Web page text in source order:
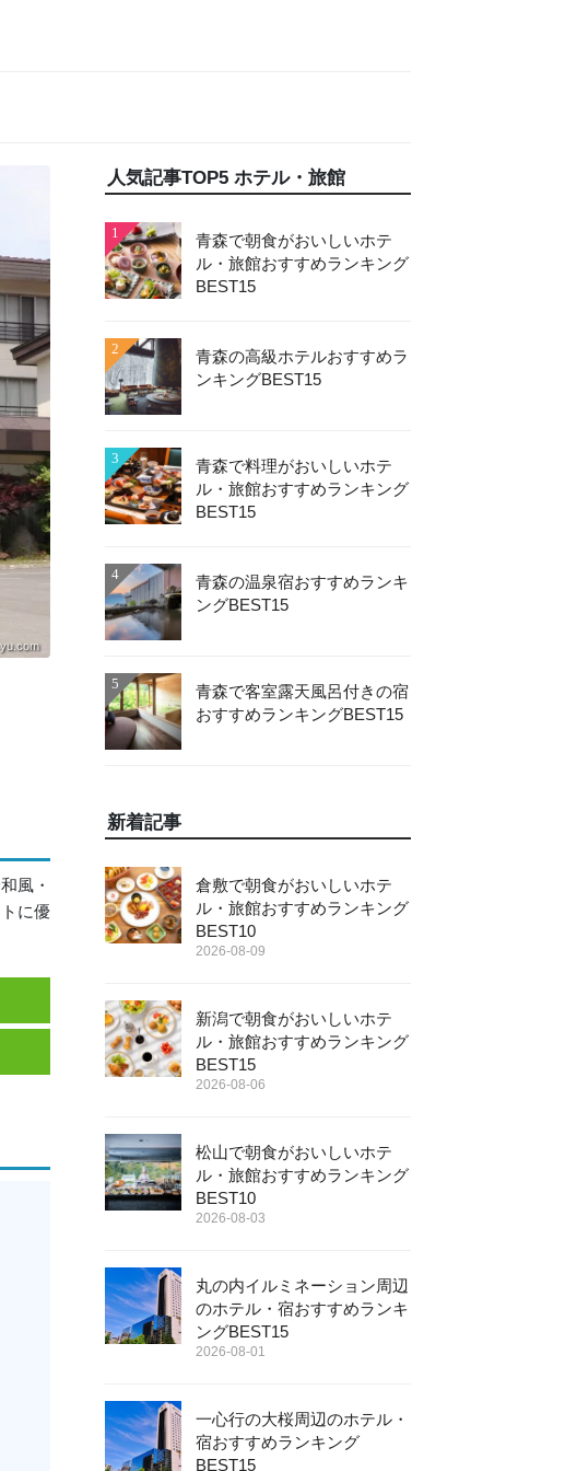
風・
に優
人気記事TOP5 ホテル・旅館
1
青森で朝食がおいしいホテ
ル・旅館おすすめランキング
BEST15
2
青森の高級ホテルおすすめラ
ンキングBEST15
3
青森で料理がおいしいホテ
ル・旅館おすすめランキング
BEST15
4
青森の温泉宿おすすめランキ
ングBEST15
5
青森で客室露天風呂付きの宿
おすすめランキングBEST15
新着記事
倉敷で朝食がおいしいホテ
ル・旅館おすすめランキング
BEST10
2026-08-09
新潟で朝食がおいしいホテ
ル・旅館おすすめランキング
BEST15
2026-08-06
松山で朝食がおいしいホテ
ル・旅館おすすめランキング
BEST10
2026-08-03
丸の内イルミネーション周辺
のホテル・宿おすすめランキ
ングBEST15
2026-08-01
一心行の大桜周辺のホテル・
宿おすすめランキング
BEST15